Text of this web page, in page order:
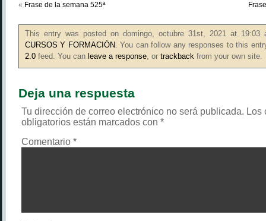
« Frase de la semana 525ª
This entry was posted on domingo, octubre 31st, 2021 at 19:03
CURSOS Y FORMACIÓN. You can follow any responses to this
2.0 feed. You can leave a response, or trackback from your own site.
Deja una respuesta
Tu dirección de correo electrónico no será publicada. Los
obligatorios están marcados con *
Comentario *